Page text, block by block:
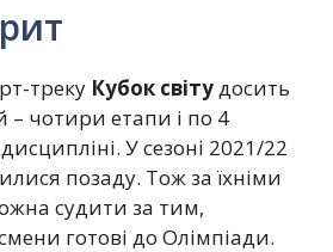
треку Кубок світудосить
чотири етапи і по 4
У сезоні 2021/22
позаду. Тож за їхніми
судити за тим,
готові до Олімпіади.